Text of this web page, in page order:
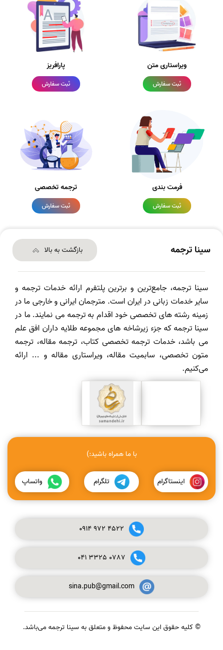
ویراستاری متن
ثبت سفارش
پارافریز
ثبت سفارش
فرمت بندی
ثبت سفارش
ترجمه تخصصی
ثبت سفارش
سینا ترجمه بازگشت به بالا
سینا ترجمه، جامع‌ترین و برترین پلتفرم ارائه خدمات ترجمه و
سایر خدمات زبانی در ایران است. مترجمان ایرانی و خارجی ما در
زمینه رشته های تخصصی خود اقدام به ترجمه می نمایند. ما در
سینا ترجمه که جزء زیرشاخه های مجموعه طلایه داران افق علم
می باشد، خدمات ترجمه تخصصی کتاب، ترجمه مقاله، ترجمه
متون تخصصی، سابمیت مقاله، ویراستاری مقاله و ... ارائه
می‌کنیم.
با ما همراه باشید:)
اینستاگرام تلگرام واتساپ
0914972 4522
041 3325 0787
sina.pub@gmail.com
© کلیه حقوق این سایت محفوظ و متعلق به سینا ترجمه می‌باشد.